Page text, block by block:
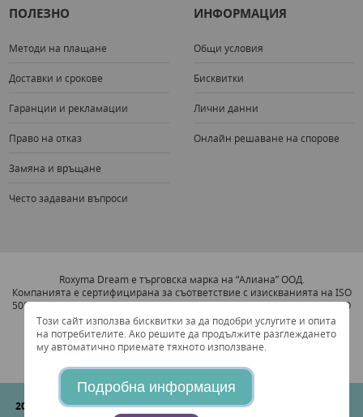
ПОЛЕЗНО
Методи на плащане
Доставки и срокове
Гаранции и рекламации
Право на отказ
Замяна и връщане
Често задавани въпроси
ИНФОРМАЦИЯ
Общи условия
Бисквитки
Лични данни
Онлайн решаване на спорове
Roxyma Dream е търговска марка на “Алиана” ООД.
Компанията е сертифицирана за съответствие с изискванията на ISO
5001:2011 Система за Увеличаване на Енергийната Ефективност и ISO
9001:2008 Система за Управление на Качеството.
2026 © "Алиана" ООДВсички права запазени. Съгласно Българския
Този сайт използва бисквитки за да подобри услугите и опита
на потребителите. Ако решите да продължите разглеждането
му автоматично приемате тяхното използване.
Подробна информация